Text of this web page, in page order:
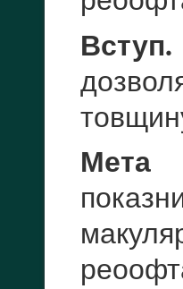
Вступ.
Мета